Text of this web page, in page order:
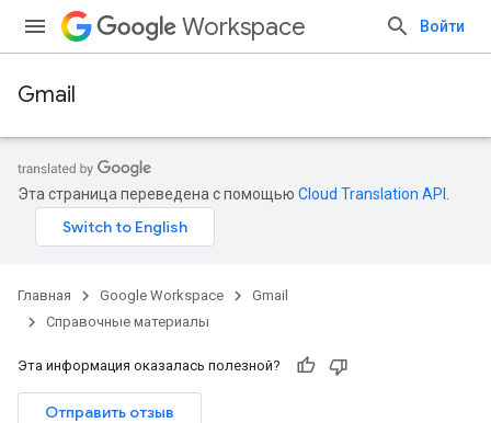
Workspace Войти
Gmail
Эта страница переведена с помощью Cloud Translation API
Главная Google Workspace
Gmail
Справочные материалы
Эта информация оказалась полезной?
Отправить отзыв